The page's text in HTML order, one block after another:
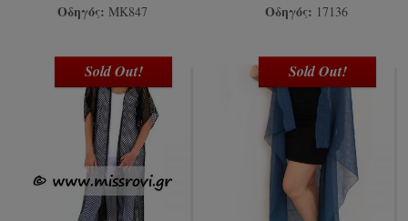
Οδηγός: ΜΚ847 Οδηγός: 17136
Sold Out! Sold Out!